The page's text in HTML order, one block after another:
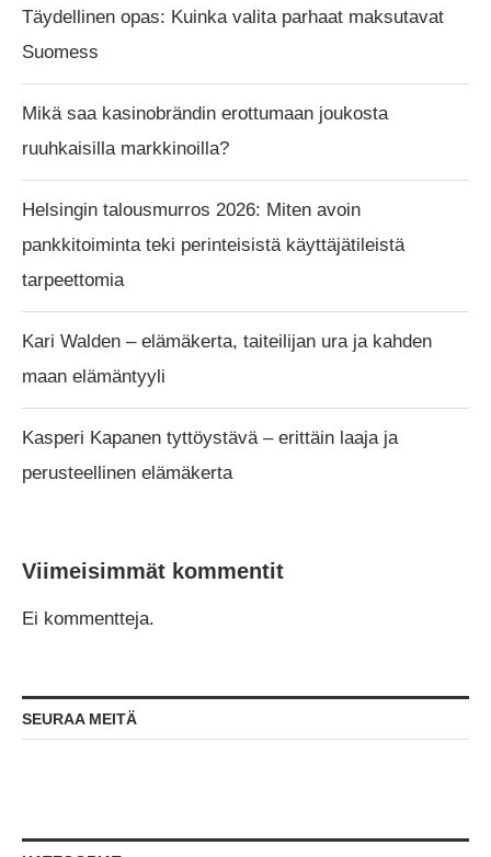
Täydellinen opas: Kuinka valita parhaat maksutavat
Suomess
Mikä saa kasinobrändin erottumaan joukosta
ruuhkaisilla markkinoilla?
Helsingin talousmurros 2026: Miten avoin
pankkitoiminta teki perinteisistä käyttäjätileistä
tarpeettomia
Kari Walden – elämäkerta, taiteilijan ura ja kahden
maan elämäntyyli
Kasperi Kapanen tyttöystävä – erittäin laaja ja
perusteellinen elämäkerta
Viimeisimmät kommentit
Ei kommentteja.
SEURAA MEITÄ